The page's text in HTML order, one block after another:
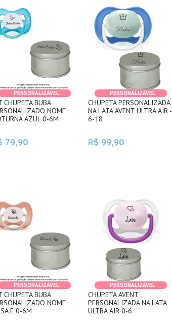
PERSONALIZÁVEL
CHUPETA BUBA
NOME
AZUL 0-6M
79,90
PERSONALIZÁVEL
CHUPETA BUBA
NOME
E 0-6M
PERSONALIZÁVEL
CHUPETA PERSONALIZADA
NA LATA AVENT ULTRA AIR -
6-18
R$ 99,90
PERSONALIZÁVEL
CHUPETA AVENT
PERSONALIZADA NA LATA
ULTRA AIR 0-6